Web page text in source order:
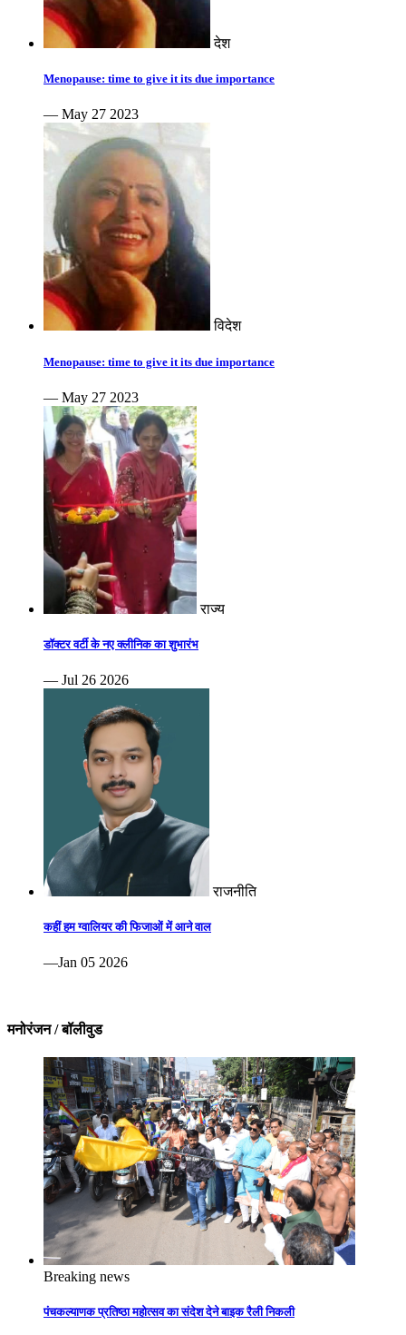
देश
Menopause: time to give it its due importance
— May 27 2023
विदेश
Menopause: time to give it its due importance
— May 27 2023
राज्य
डॉक्टर वर्टी के नए क्लीनिक का शुभारंभ
— Jul 26 2026
राजनीति
कहीं हम ग्वालियर की फिजाओं में आने वाल
—Jan 05 2026
मनोरंजन / बॉलीवुड
Breaking news
पंचकल्याणक प्रतिष्ठा महोत्सव का संदेश देने बाइक रैली निकली